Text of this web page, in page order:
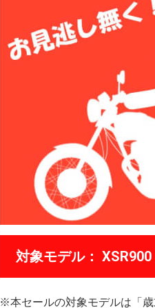
対象モデル：
※本セールの対象モデルは「